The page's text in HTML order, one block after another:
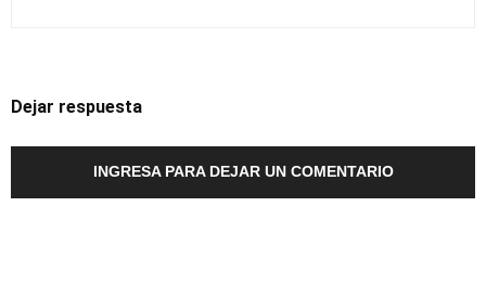
Dejar respuesta
INGRESA PARA DEJAR UN COMENTARIO